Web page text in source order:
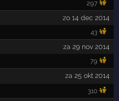
297
zo 14 dec 2014
43
za 29 nov 2014
79
za 25 okt 2014
310